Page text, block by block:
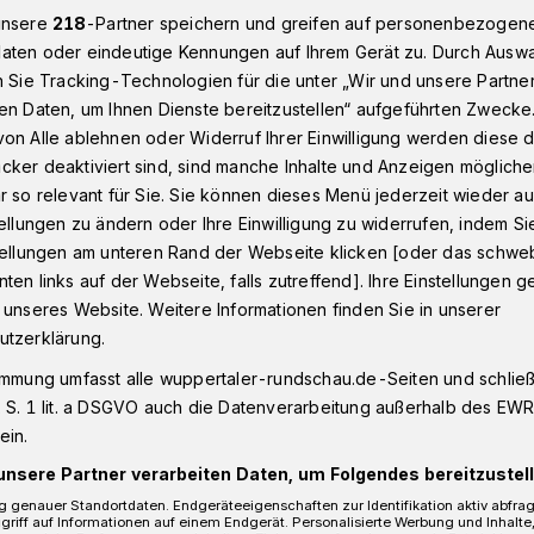
Einbrecher in Wuppertal
Täter, nachdem sie in ein Haus an der
waren. Sie hebelten ein Fenster auf
Wertgegenständen. Mit ihrer Beute
218-Partner speichern und greifen auf
oder eindeutige Kennungen auf Ihrem Gerät zu. Durch
Sie Tracking-Technologien für die unter „Wir und unsere
Daten, um Ihnen Dienste bereitzustellen“ aufgeführten
Alle ablehnen oder Widerruf Ihrer Einwilligung werden diese
deaktiviert sind, sind manche Inhalte und Anzeigen
so relevant für Sie. Sie können dieses Menü jederzeit wieder
zu ändern oder Ihre Einwilligung zu widerrufen, indem
am unteren Rand der Webseite klicken [oder das
links auf der Webseite, falls zutreffend]. Ihre Einstellungen
Website. Weitere Informationen finden Sie in unserer
umfasst alle wuppertaler-rundschau.de-Seiten und
1 lit. a DSGVO auch die Datenverarbeitung außerhalb des
Partner verarbeiten Daten, um Folgendes
genauer Standortdaten. Endgeräteeigenschaften zur Identifikation aktiv
auf Informationen auf einem Endgerät. Personalisierte Werbung und